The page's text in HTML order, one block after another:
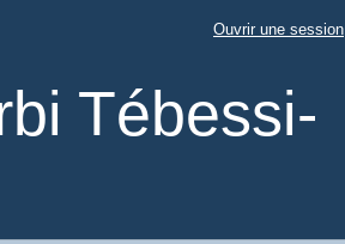
Tébessi-
and machine
Ouvrir une session